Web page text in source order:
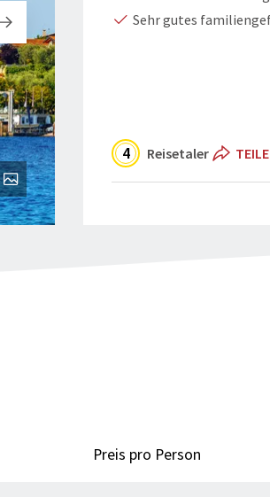
Sehr gutes
4 Reisetaler
Preis pro Person